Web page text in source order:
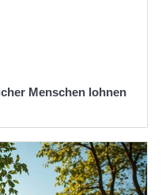
Menschen lohnen